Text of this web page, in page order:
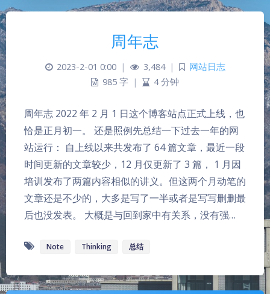
夜间模式
关闭 日落 暗化 灰度
周年志
2023-2-01 0:00 | 3,484 |
网站日志
985 字 | 4 分钟
周年志 2022 年 2 月 1 日这个博客站点正式上线，也
恰是正月初一。 还是照例先总结一下过去一年的网
站运行： 自上线以来共发布了 64 篇文章，最近一段
时间更新的文章较少，12 月仅更新了 3 篇， 1 月因
培训发布了两篇内容相似的讲义。但这两个月动笔的
文章还是不少的，大多是写了一半或者是写写删删最
后也没发表。 大概是与回到家中有关系，没有强…
Note Thinking 总结